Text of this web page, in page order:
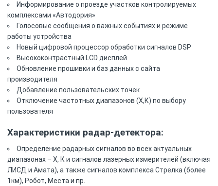
Информирование о проезде участков контролируемых
комплексами «Автодория»
Голосовые сообщения о важных событиях и режиме
работы устройства
Новый цифровой процессор обработки сигналов DSP
Высококонтрастный LCD дисплей
Обновление прошивки и баз данных с сайта
производителя
Добавление пользовательских точек
Отключение частотных диапазонов (Х,К) по выбору
пользователя
Характеристики радар-детектора:
Определение радарных сигналов во всех актуальных
диапазонах – Х, К и сигналов лазерных измерителей (включая
ЛИСД и Амата), а также сигналов комплекса Стрелка (более
1км), Робот, Места и пр.